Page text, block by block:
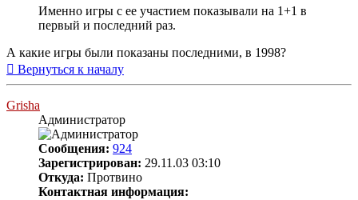
Именно игры с ее участием показывали на 1+1 в
первый и последний раз.
А какие игры были показаны последними, в 1998?
Вернуться к началу
Grisha
Администратор
Сообщения: 924
Зарегистрирован: 29.11.03 03:10
Откуда: Протвино
Контактная информация: